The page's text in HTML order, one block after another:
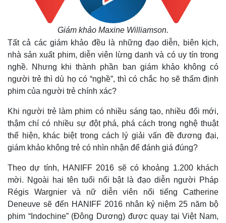
Giám khảo Maxine Williamson.
Tất cả các giám khảo đều là những đạo diễn, biên kịch,
nhà sản xuất phim, diễn viên lừng danh và có uy tín trong
nghề. Nhưng khi thành phần ban giám khảo không có
người trẻ thì dù họ có “nghề”, thì có chắc họ sẽ thẩm định
phim của người trẻ chính xác?
Khi người trẻ làm phim có nhiều sáng tạo, nhiều đổi mới,
thậm chí có nhiều sự đột phá, phá cách trong nghệ thuật
thể hiện, khác biệt trong cách lý giải vấn đề đương đại,
giám khảo không trẻ có nhìn nhận để đánh giá đúng?
Theo dự tính, HANIFF 2016 sẽ có khoảng 1.200 khách
mời. Ngoài hai tên tuổi nổi bật là đạo diễn người Pháp
Régis Wargnier và nữ diễn viên nổi tiếng Catherine
Deneuve sẽ đến HANIFF 2016 nhân kỷ niệm 25 năm bộ
phim “Indochine” (Đông Dương) được quay tại Việt Nam,